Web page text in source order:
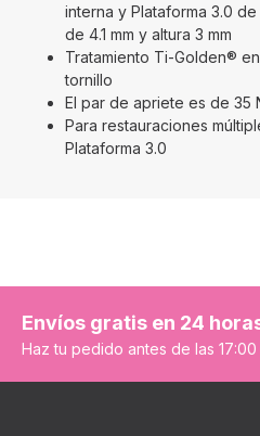
interna y Plataforma 3.0
de 4.1 mm y altura 3 mm
Tratamiento Ti-Golden®
tornillo
El par de apriete es de 35
Para restauraciones
Plataforma 3.0
Envíos gratis en 24
Haz tu pedido antes de las